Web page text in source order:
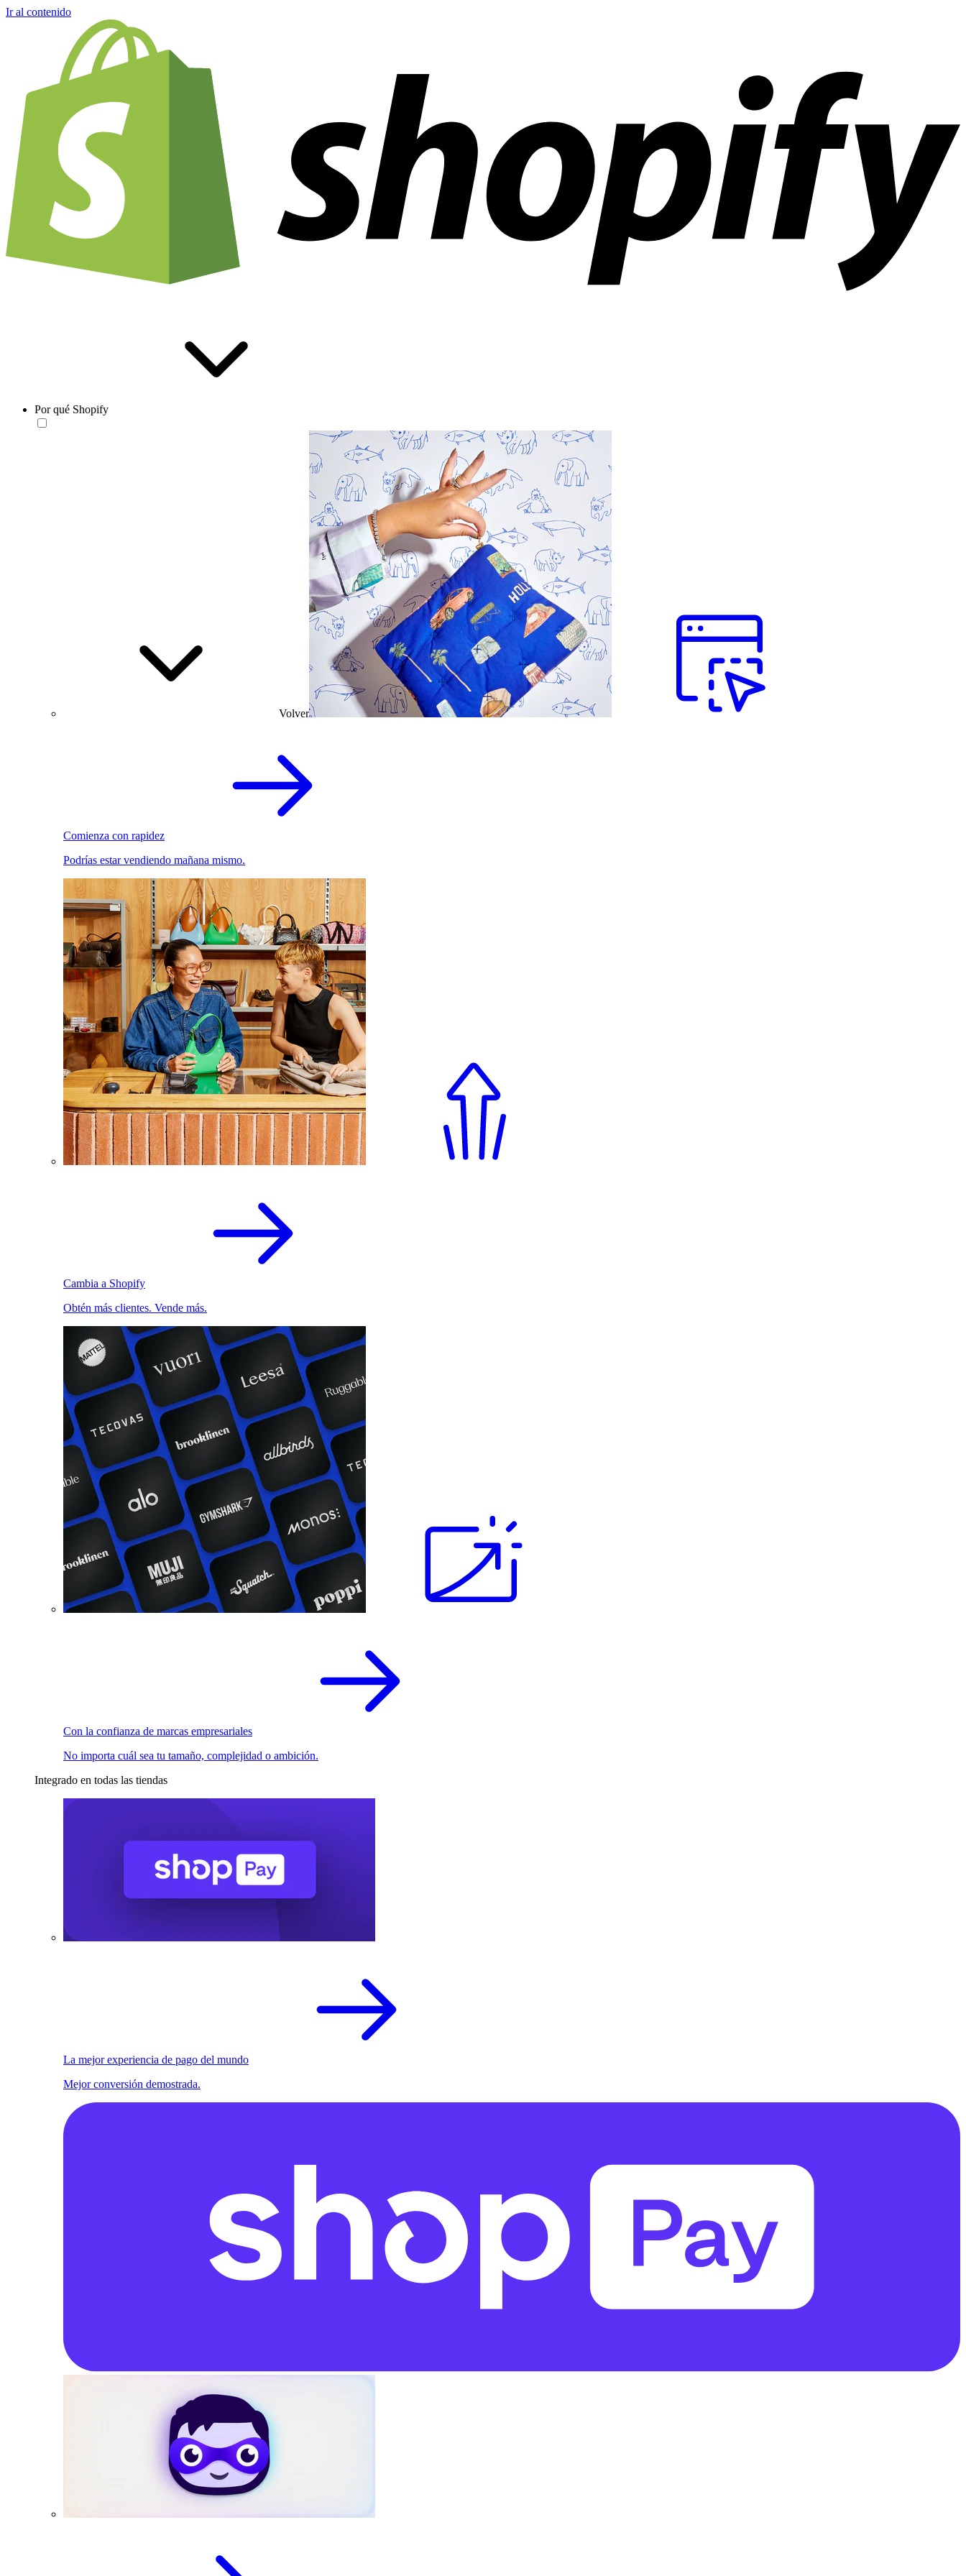
Ir al contenido
Por qué Shopify
Volver
Comienza con rapidez
Podrías estar vendiendo mañana mismo.
Cambia a Shopify
Obtén más clientes. Vende más.
Con la confianza de marcas empresariales
No importa cuál sea tu tamaño, complejidad o ambición.
Integrado en todas las tiendas
La mejor experiencia de pago del mundo
Mejor conversión demostrada.